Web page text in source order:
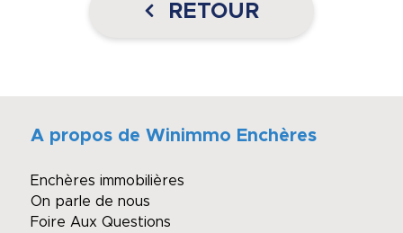
RETOUR
A propos de Winimmo Enchères
Enchères immobilières
On parle de nous
Foire Aux Questions